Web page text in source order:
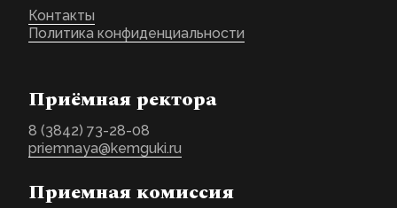
Контакты
Политика конфиденциальности
Приёмная ректора
8 (3842) 73-28-08
priemnaya@kemguki.ru
Приемная комиссия